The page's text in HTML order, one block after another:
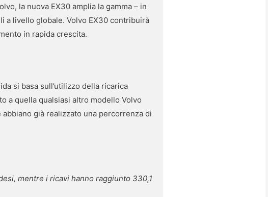
la nuova EX30 amplia la gamma – in
a livello globale. Volvo EX30 contribuirà
in rapida crescita.
si basa sull’utilizzo della ricarica
a quella qualsiasi altro modello Volvo
già realizzato una percorrenza di
mentre i ricavi hanno raggiunto 330,1